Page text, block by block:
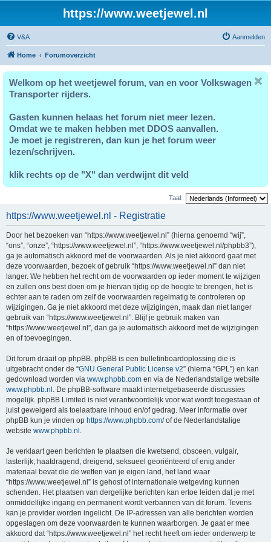
https://www.weetjewel.nl
V&A Aanmelden
Home Forumoverzicht
Welkom op het weetjewel forum, van en voor Volkswagen
Transporter rijders.
Gasten kunnen helaas het forum niet meer lezen.
Omdat we te maken hebben met DDOS aanvallen.
Je moet je registreren, dan kun je het forum weer
lezen/schrijven.
klik rechts op de "X" dan verdwijnt dit veld
Taal:
https://www.weetjewel.nl - Registratie
Door het bezoeken van “https://www.weetjewel.nl” (hierna genoemd “wij”,
“ons”, “onze”, “https://www.weetjewel.nl”, “https://www.weetjewel.nl/phpbb3”),
ga je automatisch akkoord met de voorwaarden. Als je niet akkoord gaat met
deze voorwaarden, bezoek of gebruik “https://www.weetjewel.nl” dan niet
langer. We hebben het recht om de voorwaarden op ieder moment te wijzigen
en zullen ons best doen om je hiervan tijdig op de hoogte te brengen, het is
echter aan te raden om zelf de voorwaarden regelmatig te controleren op
wijzigingen. Ga je niet akkoord met deze wijzigingen, maak dan niet langer
gebruik van “https://www.weetjewel.nl”. Blijf je gebruik maken van
“https://www.weetjewel.nl”, dan ga je automatisch akkoord met de wijzigingen
en of toevoegingen.
Dit forum draait op phpBB. phpBB is een bulletinboardoplossing die is
uitgebracht onder de “GNU General Public License v2” (hierna “GPL”) en kan
gedownload worden via www.phpbb.com en via de Nederlandstalige website
www.phpbb.nl . De phpBB-software maakt internetgebaseerde discussies
mogelijk. phpBB Limited is niet verantwoordelijk voor wat wordt toegestaan of
juist geweigerd als toelaatbare inhoud en/of gedrag. Meer informatie over
phpBB kun je vinden op https://www.phpbb.com/of de Nederlandstalige
website www.phpbb.nl .
Je verklaart geen berichten te plaatsen die kwetsend, obsceen, vulgair,
lasterlijk, haatdragend, dreigend, seksueel georiënteerd of enig ander
materiaal bevat die de wetten van je eigen land, het land waar
“https://www.weetjewel.nl” is gehost of internationale wetgeving kunnen
schenden. Het plaatsen van dergelijke berichten kan ertoe leiden dat je met
onmiddellijke ingang en permanent wordt verbannen van dit forum. Tevens
kan je provider worden ingelicht. De IP-adressen van alle berichten worden
opgeslagen om deze voorwaarden te kunnen waarborgen. Je gaat er mee
akkoord dat “https://www.weetjewel.nl” het recht heeft om ieder onderwerp te